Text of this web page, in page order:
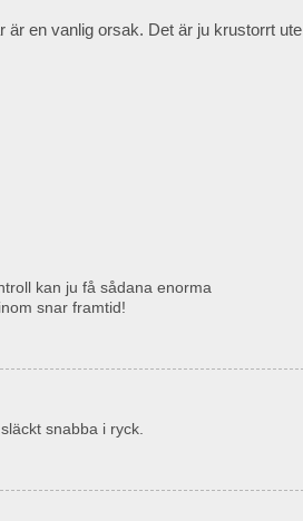
är en vanlig orsak. Det är ju krustorrt ute
kan ju få sådana enorma
snar framtid!
snabba i ryck.